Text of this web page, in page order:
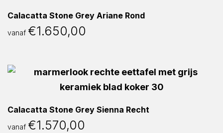
Calacatta Stone Grey Ariane Rond
vanaf €1.650,00
Calacatta Stone Grey Sienna Recht
vanaf €1.570,00